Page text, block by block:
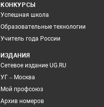
КОНКУРСЫ
Успешная школа
Образовательные технологии
Учитель года России
ИЗДАНИЯ
Сетевое издание UG.RU
УГ – Москва
Мой профсоюз
Архив номеров